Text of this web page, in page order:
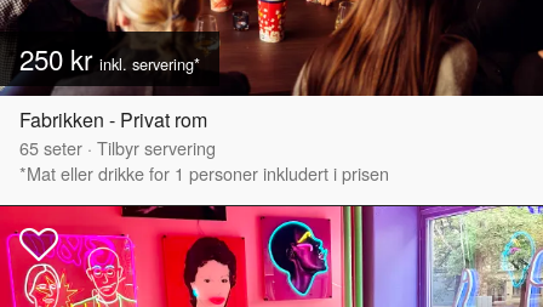
250 kr inkl. servering*
Fabrikken - Privat rom
65seter · Tilbyr servering
*Mat eller drikke for 1 personer inkludert i prisen